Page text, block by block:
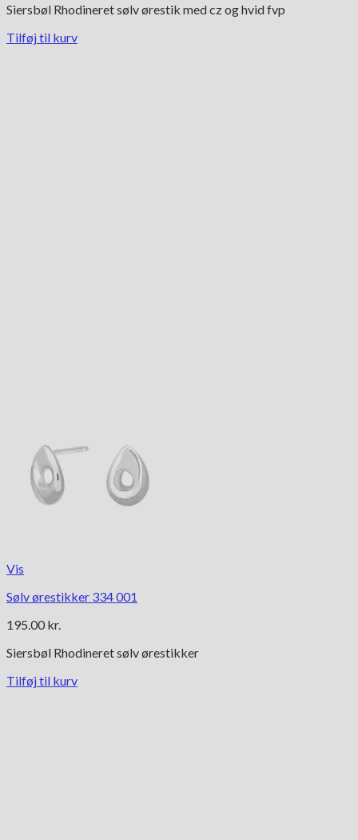
Siersbøl Rhodineret sølv ørestik med cz og hvid fvp
Tilføj til kurv
Vis
Sølv ørestikker 334 001
195.00 kr.
Siersbøl Rhodineret sølv ørestikker
Tilføj til kurv